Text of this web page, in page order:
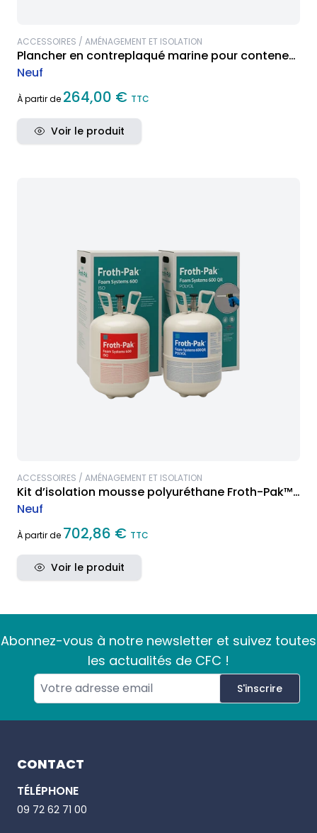
ACCESSOIRES / AMÉNAGEMENT ET ISOLATION
Plancher en contreplaqué marine pour conteneur
maritime
Neuf
À partir de 264,00 € TTC
Voir le produit
ACCESSOIRES / AMÉNAGEMENT ET ISOLATION
Kit d’isolation mousse polyuréthane Froth-Pak™
600
Neuf
À partir de 702,86 € TTC
Voir le produit
Abonnez-vous à notre newsletter et suivez toutes
les actualités de CFC !
S'inscrire
CONTACT
TÉLÉPHONE
Email
09 72 62 71 00